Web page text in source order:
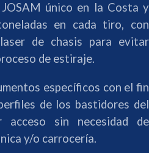
único en la Costa y
en cada tiro, con
de chasis para evitar
de estiraje.
específicos con el fin
de los bastidores del
sin necesidad de
y/o carrocería.